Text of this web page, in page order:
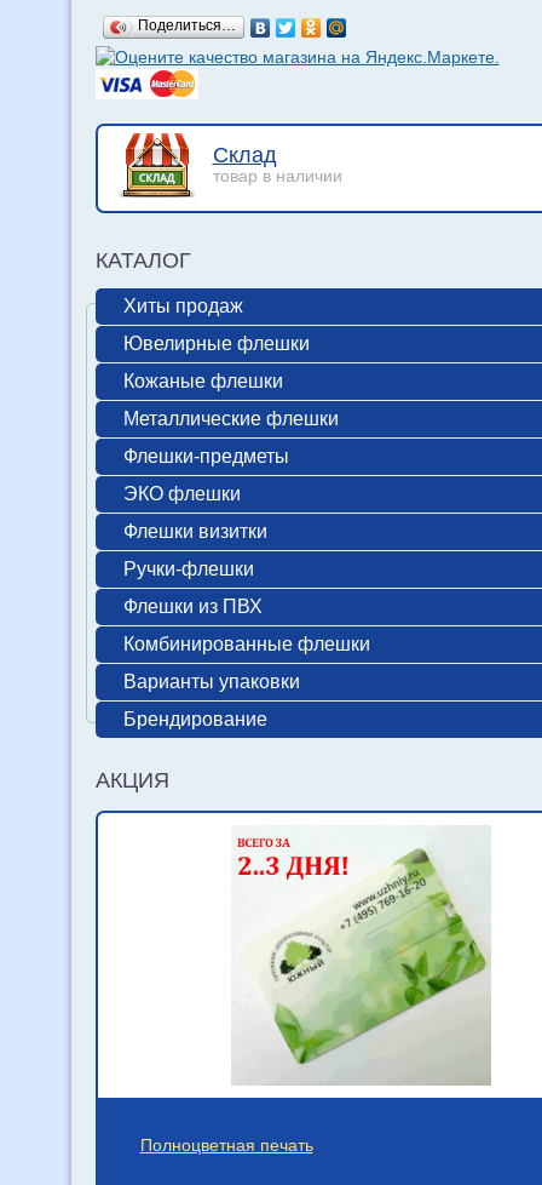
Поделиться…
Склад
товар в наличии
КАТАЛОГ
Хиты продаж
Ювелирные флешки
Кожаные флешки
Металлические флешки
Флешки-предметы
ЭКО флешки
Флешки визитки
Ручки-флешки
Флешки из ПВХ
Комбинированные флешки
Варианты упаковки
Брендирование
АКЦИЯ
Полноцветная печать